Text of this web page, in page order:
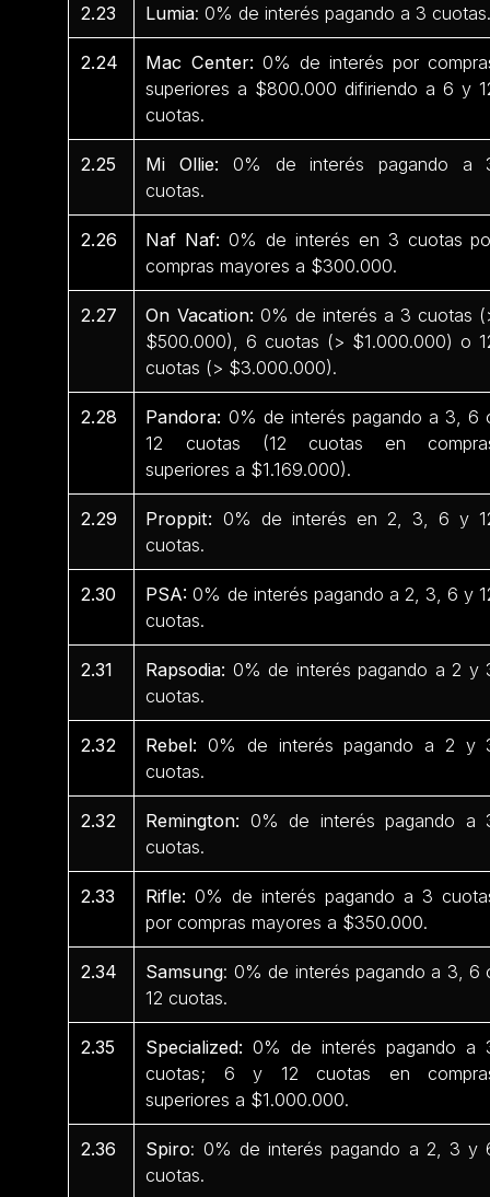
2.23 Lumia: 0% de interés pagando a 3
2.24 Mac Center: 0% de interés por
superiores a $800.000 difiriendo a 6 y
cuotas.
2.25 Mi Ollie: 0% de interés pagando a
cuotas.
2.26 Naf Naf: 0% de interés en 3 cuotas
compras mayores a $300.000.
2.27 On Vacation: 0% de interés a 3 cuotas
$500.000), 6 cuotas (> $1.000.000) o
cuotas (> $3.000.000).
2.28 Pandora: 0% de interés pagando a 3, 6
12 cuotas (12 cuotas en
superiores a $1.169.000).
2.29 Proppit: 0% de interés en 2, 3, 6 y
cuotas.
2.30 PSA: 0% de interés pagando a 2, 3, 6 y
cuotas.
2.31 Rapsodia: 0% de interés pagando a 2 y
cuotas.
2.32 Rebel: 0% de interés pagando a 2 y
cuotas.
2.32 Remington: 0% de interés pagando a
cuotas.
2.33 Rifle:0% de interés pagando a 3
por compras mayores a $350.000.
2.34 Samsung: 0% de interés pagando a 3, 6
12 cuotas.
2.35 Specialized: 0% de interés pagando a
cuotas; 6 y 12 cuotas en
superiores a $1.000.000.
2.36 Spiro: 0% de interés pagando a 2, 3 y
cuotas.